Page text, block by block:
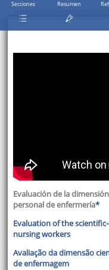
Secciones Resumen
Evaluación de la
personal de enfermería*
Evaluation of the
nursing workers
Avaliação da dimensão
de enfermagem